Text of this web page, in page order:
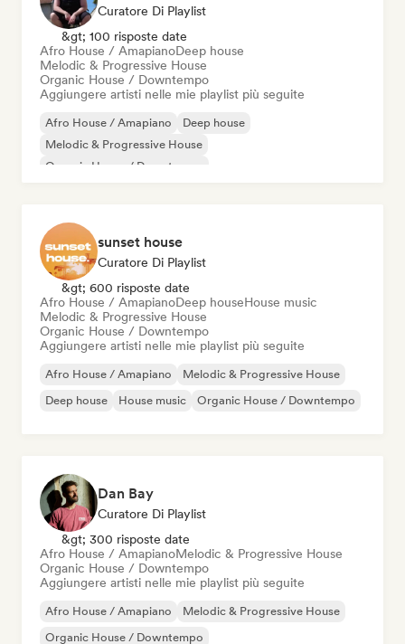
Curatore Di Playlist
&gt; 100 risposte date
Afro House / AmapianoDeep house
Melodic & Progressive House
Organic House / Downtempo
Aggiungere artisti nelle mie playlist più seguite
Afro House / Amapiano
Deep house
Melodic & Progressive House
Organic House / Downtempo
sunset house
Curatore Di Playlist
&gt; 600 risposte date
Afro House / AmapianoDeep houseHouse music
Melodic & Progressive House
Organic House / Downtempo
Aggiungere artisti nelle mie playlist più seguite
Afro House / Amapiano
Melodic & Progressive House
Deep house
House music Organic House / Downtempo
Dan Bay
Curatore Di Playlist
&gt; 300 risposte date
Afro House / AmapianoMelodic & Progressive House
Organic House / Downtempo
Aggiungere artisti nelle mie playlist più seguite
Afro House / Amapiano
Melodic & Progressive House
Organic House / Downtempo